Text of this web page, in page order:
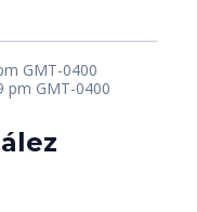
GMT-0400
pm GMT-0400